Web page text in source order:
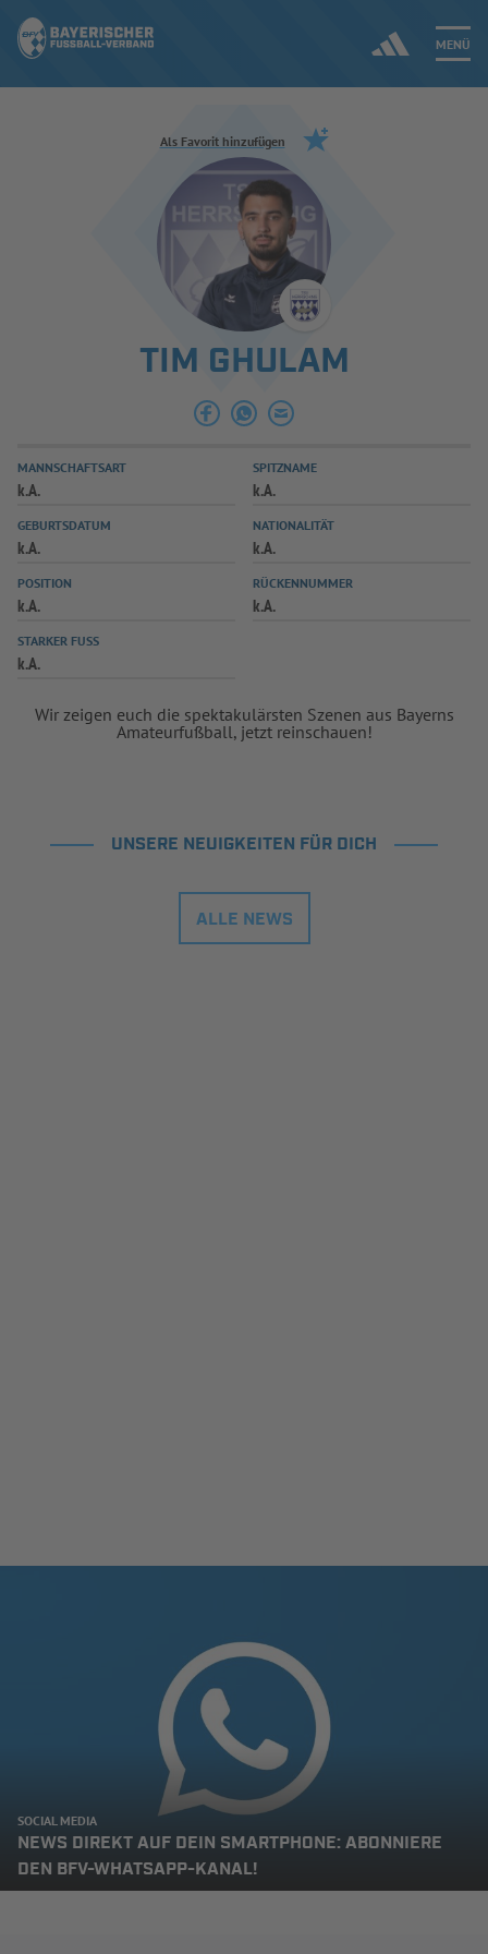
MENÜ
Jetzt einloggen
ERGEBNISSE & WETTBEWERBE
SPIELBETRIEB & VERBANDSLEBEN
AUSBILDUNG & FÖRDERUNG
SPIELPLUS
Als Favorit hinzufügen
TIM GHULAM
MANNSCHAFTSART
k.A.
SPITZNAME
k.A.
GEBURTSDATUM
k.A.
NATIONALITÄT
k.A.
POSITION
k.A.
RÜCKENNUMMER
k.A.
STARKER FUSS
k.A.
Wir zeigen euch die spektakulärsten Szenen aus Bayerns
Amateurfußball, jetzt reinschauen!
UNSERE NEUIGKEITEN FÜR DICH
ALLE NEWS
SOCIAL MEDIA
NEWS DIREKT AUF DEIN SMARTPHONE: ABONNIERE
DEN BFV-WHATSAPP-KANAL!